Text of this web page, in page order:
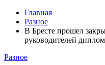
Главная
Разное
В Бресте прошел
руководителей
Разное